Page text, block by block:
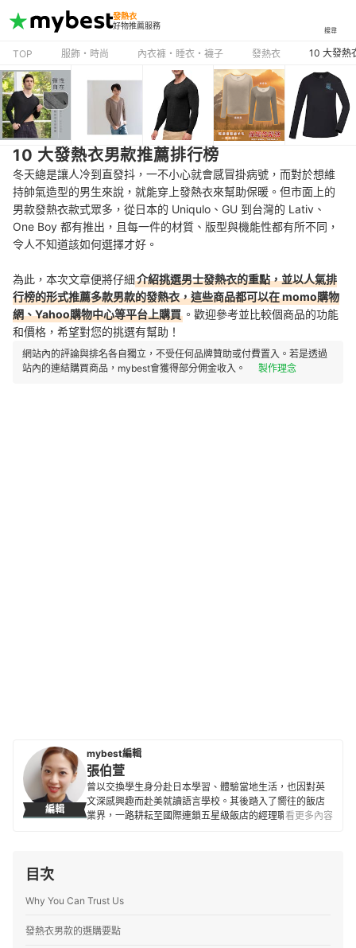
發熱衣
好物推薦服務
搜尋
TOP 服飾・時尚 內衣褲・睡衣・襪子 發熱衣 10 大發熱
10 大發熱衣男款推薦排行榜
冬天總是讓人冷到直發抖，一不小心就會感冒掛病號，而對於想維
持帥氣造型的男生來說，就能穿上發熱衣來幫助保暖。但市面上的
男款發熱衣款式眾多，從日本的 Uniqulo、GU 到台灣的 Lativ、
One Boy 都有推出，且每一件的材質、版型與機能性都有所不同，
令人不知道該如何選擇才好。
為此，本次文章便將仔細介紹挑選男士發熱衣的重點，並以人氣排
行榜的形式推薦多款男款的發熱衣，這些商品都可以在 momo購物
網、Yahoo購物中心等平台上購買 。歡迎參考並比較個商品的功能
和價格，希望對您的挑選有幫助！
網站內的評論與排名各自獨立，不受任何品牌贊助或付費置入。若是透過
站內的連結購買商品，mybest會獲得部分佣金收入。
製作理念
編輯
mybest編輯
張伯萱
曾以交換學生身分赴日本學習、體驗當地生活，也因對英
文深感興趣而赴美就讀語言學校。其後踏入了嚮往的飯店
業界，一路耕耘至國際連鎖五星級飯店的經理職，因此對
看更多內容
目次
Why You Can Trust Us
發熱衣男款的選購要點